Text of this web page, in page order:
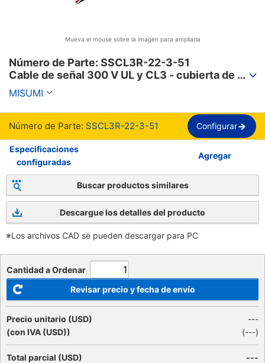
Mueva el mouse sobre la imagen para ampliarla
Número de Parte: SSCL3R-22-3-51
Cable de señal 300 V UL y CL3 - cubierta de
PVC, serie SSCL3R
MISUMI
Número de Parte: SSCL3R-22-3-51 Configurar
Especificaciones
configuradas
Agregar
Buscar productos similares
Descargue los detalles del producto
※Los archivos CAD se pueden descargar para PC
Cantidad a Ordenar
Revisar precio y fecha de envío
Precio unitario (USD)
(con IVA (USD))
---
(---)
Total parcial (USD)
---